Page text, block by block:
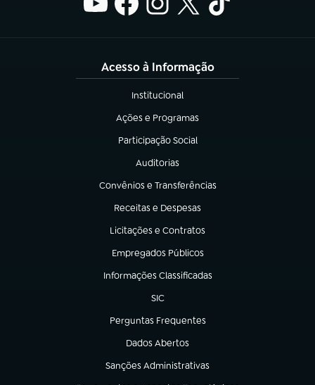
Acesso à Informação
Institucional
(abre em nova aba)
Ações e Programas
(abre em nova aba)
Participação Social
(abre em nova aba)
Auditorias
(abre em nova aba)
Convênios e Transferências
(abre em nova aba)
Receitas e Despesas
(abre em nova aba)
Licitações e Contratos
(abre em nova aba)
Empregados Públicos
(abre em nova aba)
Informações Classificadas
(abre em nova aba)
SIC
(abre em nova aba)
Perguntas Frequentes
(abre em nova aba)
Dados Abertos
(abre em nova aba)
Sanções Administrativas
(abre em nova aba)